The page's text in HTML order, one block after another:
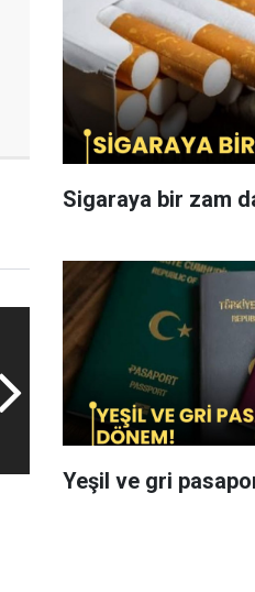
Sigaraya bir zam
Yeşil ve gri